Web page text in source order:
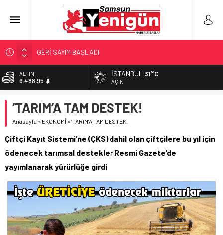
GERİ SAYIM BAŞLADI
SAMSUNSPOR’DA HEDEF 5’İNCİLİK!
‘BAFRA’YA YATIRIM YAPIN!’
YÖNETİCİ SEÇERKEN YAPILAN EN BÜYÜK HATALAR
ALTIN
6.488,95
13.798,82
DOLAR
54,9646
İSTANBUL 31°C
AÇIK
‘TARIM’A TAM DESTEK!
Anasayfa » EKONOMİ »‘TARIM’A TAM DESTEK!
Çiftçi Kayıt Sistemi’ne (ÇKS) dahil olan çiftçilere bu yıl için
ödenecek tarımsal destekler Resmi Gazete’de
yayımlanarak yürürlüğe girdi